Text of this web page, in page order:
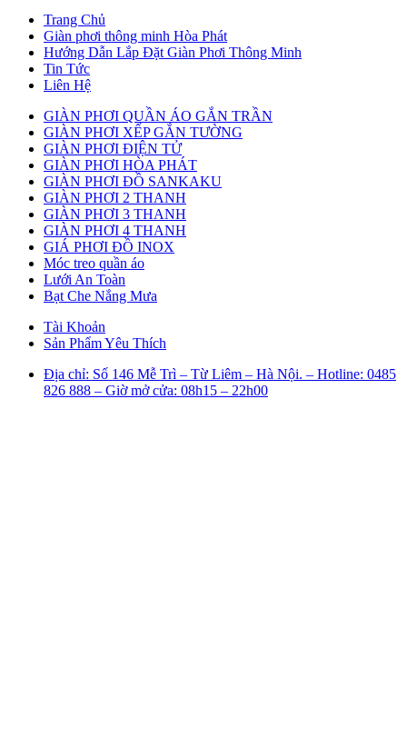
Trang Chủ
Giàn phơi thông minh Hòa Phát
Hướng Dẫn Lắp Đặt Giàn Phơi Thông Minh
Tin Tức
Liên Hệ
GIÀN PHƠI QUẦN ÁO GẮN TRẦN
GIÀN PHƠI XẾP GẮN TƯỜNG
GIÀN PHƠI ĐIỆN TỬ
GIÀN PHƠI HÒA PHÁT
GIÀN PHƠI ĐỒ SANKAKU
GIÀN PHƠI 2 THANH
GIÀN PHƠI 3 THANH
GIÀN PHƠI 4 THANH
GIÁ PHƠI ĐỒ INOX
Móc treo quần áo
Lưới An Toàn
Bạt Che Nắng Mưa
Tài Khoản
Sản Phẩm Yêu Thích
Địa chỉ: Số 146 Mễ Trì – Từ Liêm – Hà Nội. – Hotline: 0485
826 888 – Giờ mở cửa: 08h15 – 22h00